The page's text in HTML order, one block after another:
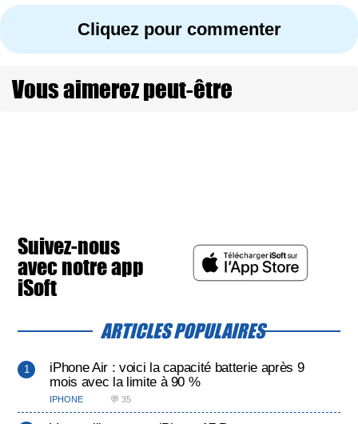
Cliquez pour commenter
Vous aimerez peut-être
Suivez-nous
avec notre app
iSoft
ARTICLES POPULAIRES
iPhone Air : voici la capacité batterie après 9
mois avec la limite à 90 %
IPHONE 💬 35